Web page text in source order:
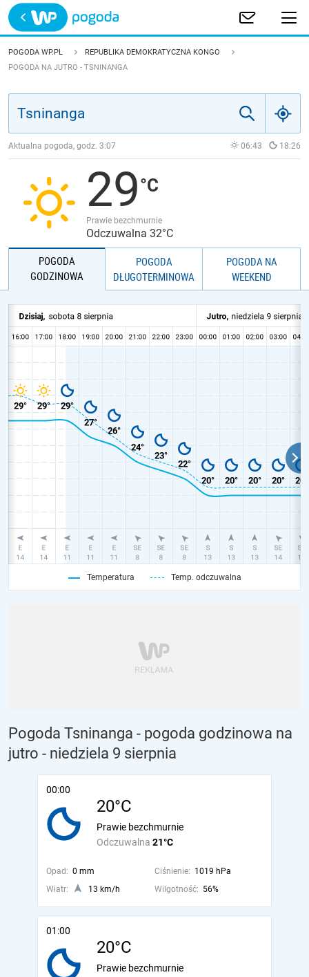
Trwa ładowanie
POLSKA
JAKOŚĆ POWIETRZA
POGODA WP.PL
REPUBLIKA DEMOKRATYCZNA KONGO
POGODA NA JUTRO - TSNINANGA
Aktualna pogoda, godz. 3:07 06:43 18:26
29
Prawie bezchmurnie
Odczuwalna 32°C
POGODA
GODZINOWA
POGODA
DŁUGOTERMINOWA
POGODA NA
WEEKEND
Temperatura Temp. odczuwalna
Pogoda Tsninanga - pogoda godzinowa na
jutro - niedziela 9 sierpnia
00:00
20°C
Odczuwalna 21°C
Prawie bezchmurnie
Opad: 0 mm Ciśnienie: 1019 hPa
Wiatr:
13 km/h Wilgotność: 56%
01:00
20°C
Prawie bezchmurnie